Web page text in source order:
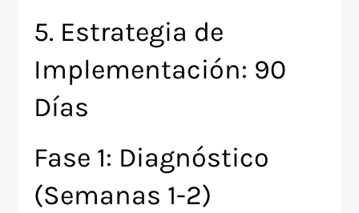
5. Estrategia de
Implementación: 90
Días
Fase 1: Diagnóstico
(Semanas 1-2)